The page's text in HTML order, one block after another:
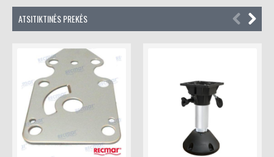
ATSITIKTINĖS PREKĖS